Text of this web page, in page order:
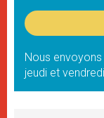
Nous
jeudi et vendredi